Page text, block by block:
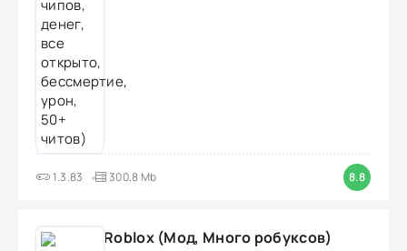
1.3.83 300,8 Mb 8.8
Roblox (Мод, Много робуксов)